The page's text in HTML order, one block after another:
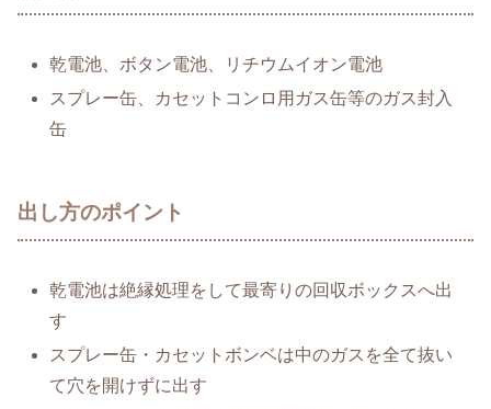
乾電池、ボタン電池、リチウムイオン電池
スプレー缶、カセットコンロ用ガス缶等のガス封入
缶
出し方のポイント
乾電池は絶縁処理をして最寄りの回収ボックスへ出
す
スプレー缶・カセットボンベは中のガスを全て抜い
て穴を開けずに出す